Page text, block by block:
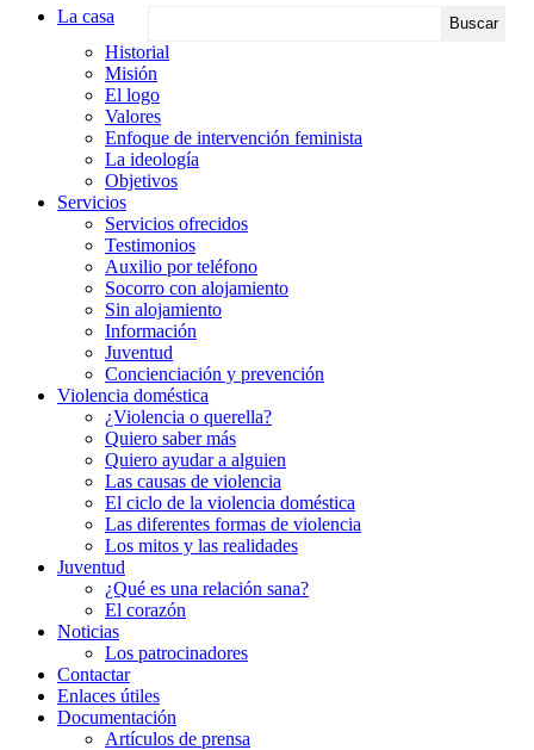
La casa
Historial
Misión
El logo
Valores
Enfoque de intervención feminista
La ideología
Objetivos
Servicios
Servicios ofrecidos
Testimonios
Auxilio por teléfono
Socorro con alojamiento
Sin alojamiento
Información
Juventud
Concienciación y prevención
Violencia doméstica
¿Violencia o querella?
Quiero saber más
Quiero ayudar a alguien
Las causas de violencia
El ciclo de la violencia doméstica
Las diferentes formas de violencia
Los mitos y las realidades
Juventud
¿Qué es una relación sana?
El corazón
Noticias
Los patrocinadores
Contactar
Enlaces útiles
Documentación
Artículos de prensa